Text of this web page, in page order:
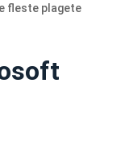
fleste plagete